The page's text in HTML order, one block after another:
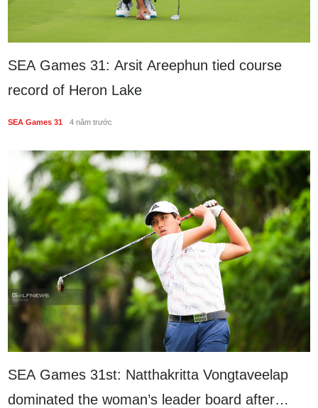
SEA Games 31: Arsit Areephun tied course
record of Heron Lake
SEA Games 31 4 năm trước
SEA Games 31st: Natthakritta Vongtaveelap
dominated the woman’s leader board after